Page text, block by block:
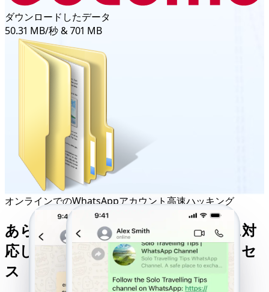
ダウンロードしたデータ
50.31 MB/秒 & 701 MB
オンラインでのWhatsAppアカウント高速ハッキング
あらゆるデバイスやネットワークに対
応したクロスプラットフォームアクセ
ス